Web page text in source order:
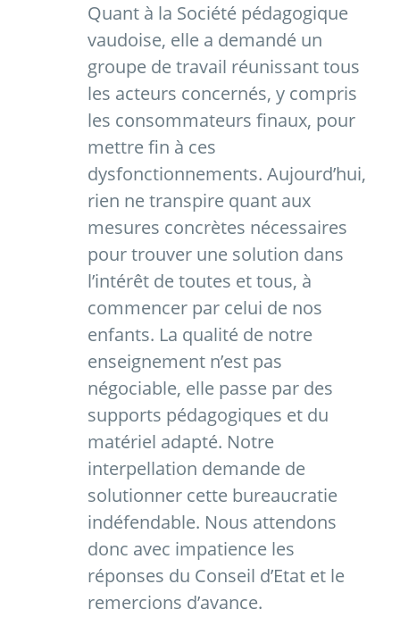
Quant à la Société pédagogique
vaudoise, elle a demandé un
groupe de travail réunissant tous
les acteurs concernés, y compris
les consommateurs finaux, pour
mettre fin à ces
dysfonctionnements. Aujourd’hui,
rien ne transpire quant aux
mesures concrètes nécessaires
pour trouver une solution dans
l’intérêt de toutes et tous, à
commencer par celui de nos
enfants. La qualité de notre
enseignement n’est pas
négociable, elle passe par des
supports pédagogiques et du
matériel adapté. Notre
interpellation demande de
solutionner cette bureaucratie
indéfendable. Nous attendons
donc avec impatience les
réponses du Conseil d’Etat et le
remercions d’avance.